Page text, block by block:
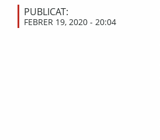
PUBLICAT:
FEBRER 19, 2020 - 20:04